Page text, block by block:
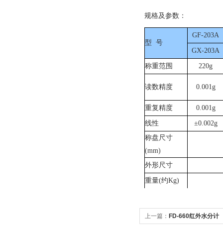
规格及参数：
型 号
GF-203A
GX-203A
称重范围 220g
读数精度 0.001g
重复精度 0.001g
线性 ±0.002g
称盘尺寸
(mm)
外形尺寸
重量(约Kg)
上一篇： FD-660红外水分计